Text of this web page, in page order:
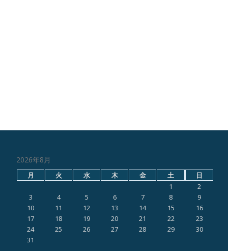
2026年8月
月 火 水 木 金 土
日
1
2
3
4 5 6 7 8
9
10
11 12 13 14 15
16
17
18 19 20 21 22
23
24
25 26 27 28 29
30
31